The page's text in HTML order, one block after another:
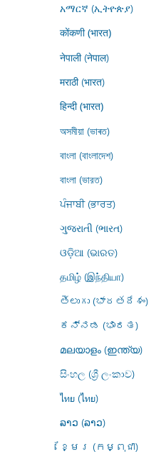
አማርኛ (ኢትዮጵያ)
कोंकणी (भारत)
नेपाली (नेपाल)
मराठी (भारत)
हिन्दी (भारत)
অসমীয়া (ভাৰত)
বাংলা (বাংলাদেশ)
বাংলা (ভারত)
ਪੰਜਾਬੀ (ਭਾਰਤ)
ગુજરાતી (ભારત)
ଓଡ଼ିଆ (ଭାରତ)
தமிழ் (இந்தியா)
తెలుగు (భారతదేశం)
ಕನ್ನಡ (ಭಾರತ)
മലയാളം (ഇന്ത്യ)
සිංහල (ශ්‍රී ලංකාව)
ไทย (ไทย)
ລາວ (ລາວ)
ខ្មែរ (កម្ពុជា)